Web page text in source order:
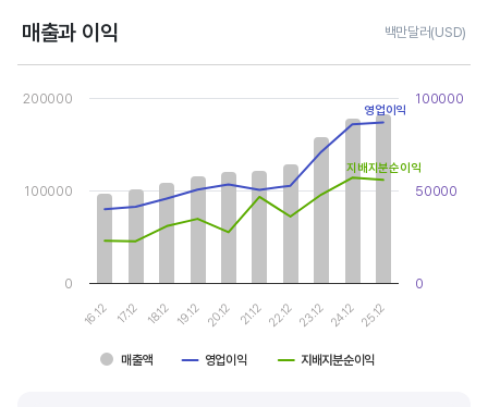
매출과 이익 백만달러(USD)
Chart
View as data table, Chart
The chart has 1 X axis displaying categories.
The chart has 2 Y axes displaying values, and values.
매출액 영업이익 지배지분순이익
16.12 17.12 18.12 19.12 20.12 21.12 22.12 23.12 24.12 25.12
0
100000
200000
0
50000
100000
영업이익
지배지분순이익